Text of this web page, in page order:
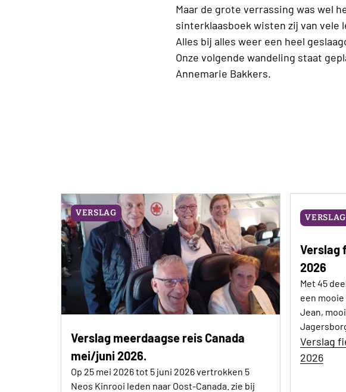
Maar de grote verrassing was wel
sinterklaasboek wisten zij van vele
Alles bij alles weer een heel
Onze volgende wandeling staat
Annemarie Bakkers.
VERSLAG
Verslag meerdaagse reis Canada
mei/juni 2026.
Op 25 mei 2026 tot 5 juni 2026 vertrokken 5
Neos Kinrooi leden naar Oost-Canada. zie bij
VERSLAG
Verslag
2026
Met 45
een
Jean,
Verslag
2026